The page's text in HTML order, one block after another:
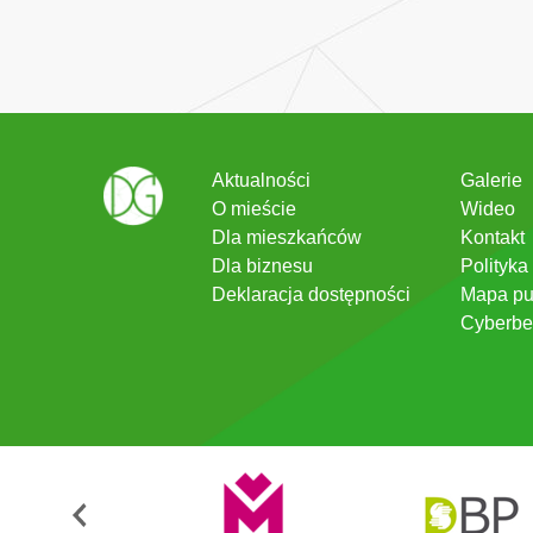
Aktualności
O mieście
Dla mieszkańców
Dla biznesu
Deklaracja dostępności
Galerie
Wideo
Kontakt
Mapa